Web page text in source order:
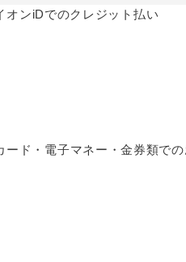
オンiDでのクレジット払い
ド・電子マネー・金券類での